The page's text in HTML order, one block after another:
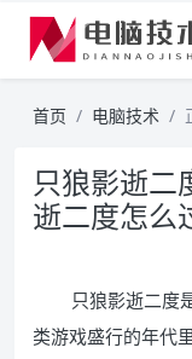
首页 电脑技术
只狼影逝二
逝二度怎么
只狼影逝二度
类游戏盛行的年代